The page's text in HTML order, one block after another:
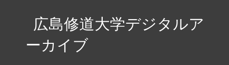
広島修道大学デジタルア
ーカイブ